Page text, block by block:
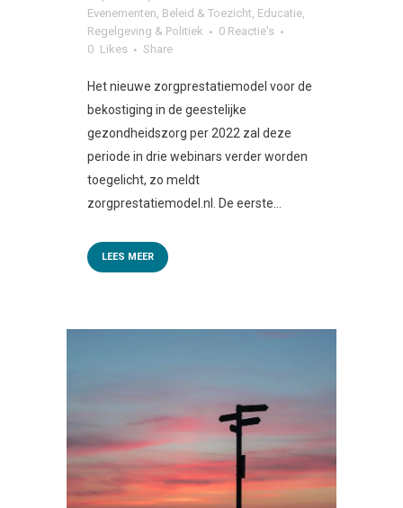
Evenementen Beleid & Toezicht Educatie
Regelgeving & Politiek
0 Reactie's
0 Likes Share
Het nieuwe zorgprestatiemodel voor de
bekostiging in de geestelijke
gezondheidszorg per 2022 zal deze
periode in drie webinars verder worden
toegelicht, zo meldt
zorgprestatiemodel.nl. De eerste...
LEES MEER